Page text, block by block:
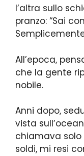
l’altra sullo
pranzo: “Sai
All’epoca,
che la gente
nobile.
Anni dopo,
vista
chiamava solo
soldi, mi resi